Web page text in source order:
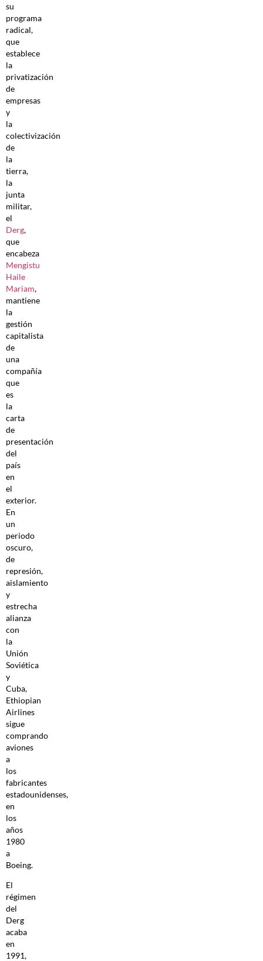
su
programa
radical,
que
establece
la
privatización
de
empresas
y
la
colectivización
de
la
tierra,
la
junta
militar,
el
Derg,
que
encabeza
Mengistu
Haile
Mariam,
mantiene
la
gestión
capitalista
de
una
compañía
que
es
la
carta
de
presentación
del
país
en
el
exterior.
En
un
periodo
oscuro,
de
represión,
aislamiento
y
estrecha
alianza
con
la
Unión
Soviética
y
Cuba,
Ethiopian
Airlines
sigue
comprando
aviones
a
los
fabricantes
estadounidenses,
en
los
años
1980
a
Boeing.
El
régimen
del
Derg
acaba
en
1991,